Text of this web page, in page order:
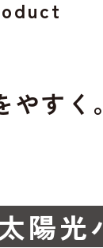
すく。
陽光